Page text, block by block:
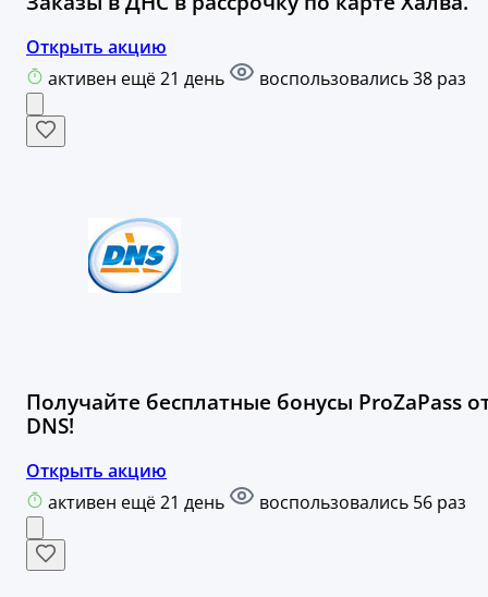
Открыть акцию
активен ещё 21 день
воспользовались 38 раз
Получайте бесплатные бонусы ProZaPass
DNS!
Открыть акцию
активен ещё 21 день
воспользовались 56 раз